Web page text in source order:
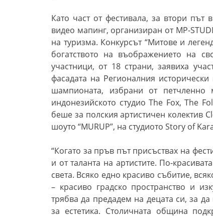
Като част от фестивала, за втори път
видео мапинг, организиран от MP-
на туризма. Конкурсът “Митове и
богатството на въображението на
участници, от 18 страни, заявиха
фасадата на Регионалния
шампионата, избрани от
индонезийското студиоThe Fox, The
беше за полския артистичен колектив
шоуто “MURUP”, на студиото Story of
“Когато за пръв път присъствах на
и от таланта на артистите. По-
света. Всяко едно красиво събитие,
– красиво градско пространство и
трябва да предадем на децата си, за
за естетика. Столичната община